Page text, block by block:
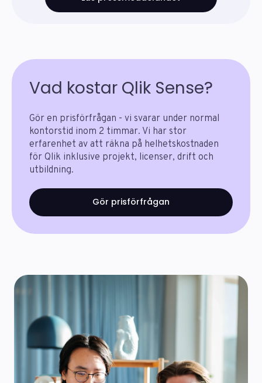
Vad kostar Qlik Sense?
Gör en prisförfrågan - vi svarar under normal
kontorstid inom 2 timmar. Vi har stor
erfarenhet av att räkna på helhetskostnaden
för Qlik inklusive projekt, licenser, drift och
utbildning.
Gör prisförfrågan